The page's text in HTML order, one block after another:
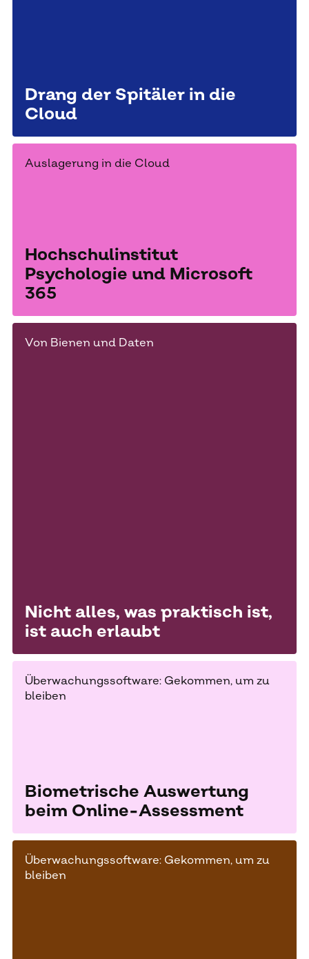
Drang der Spitäler in die
Cloud
Hochschulinstitut
Psychologie und Microsoft
365
Auslagerung in die Cloud
Nicht alles, was praktisch ist,
ist auch erlaubt
Von Bienen und Daten
Biometrische Auswertung
beim Online-Assessment
Überwachungssoftware: Gekommen, um zu
bleiben
Überwachungssoftware: Gekommen, um zu
bleiben